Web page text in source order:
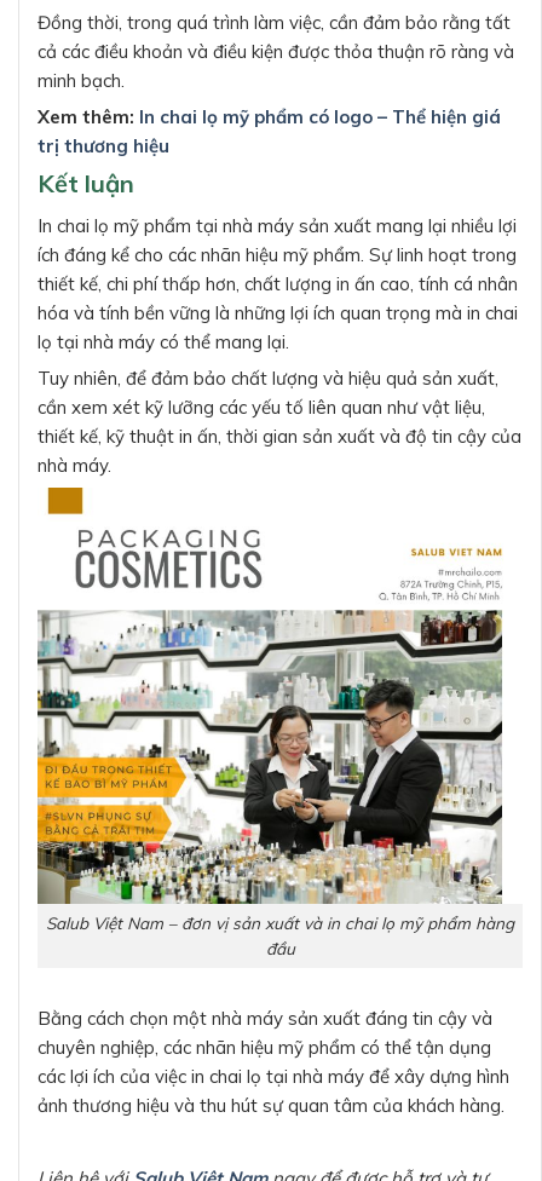
Đồng thời, trong quá trình làm việc, cần đảm bảo rằng tất
cả các điều khoản và điều kiện được thỏa thuận rõ ràng và
minh bạch.
Xem thêm: In chai lọ mỹ phẩm có logo – Thể hiện giá
trị thương hiệu
Kết luận
In chai lọ mỹ phẩm tại nhà máy sản xuất mang lại nhiều lợi
ích đáng kể cho các nhãn hiệu mỹ phẩm. Sự linh hoạt trong
thiết kế, chi phí thấp hơn, chất lượng in ấn cao, tính cá nhân
hóa và tính bền vững là những lợi ích quan trọng mà in chai
lọ tại nhà máy có thể mang lại.
Tuy nhiên, để đảm bảo chất lượng và hiệu quả sản xuất,
cần xem xét kỹ lưỡng các yếu tố liên quan như vật liệu,
thiết kế, kỹ thuật in ấn, thời gian sản xuất và độ tin cậy của
nhà máy.
Salub Việt Nam – đơn vị sản xuất và in chai lọ mỹ phẩm hàng
đầu
Bằng cách chọn một nhà máy sản xuất đáng tin cậy và
chuyên nghiệp, các nhãn hiệu mỹ phẩm có thể tận dụng
các lợi ích của việc in chai lọ tại nhà máy để xây dựng hình
ảnh thương hiệu và thu hút sự quan tâm của khách hàng.